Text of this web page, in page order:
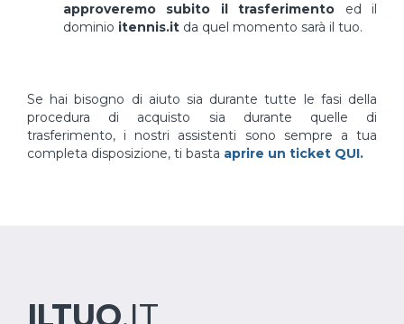
approveremo subito il trasferimento ed il
dominio itennis.it da quel momento sarà il tuo.
Se hai bisogno di aiuto sia durante tutte le fasi della
procedura di acquisto sia durante quelle di
trasferimento, i nostri assistenti sono sempre a tua
completa disposizione, ti basta aprire un ticket QUI.
ILTUO.IT